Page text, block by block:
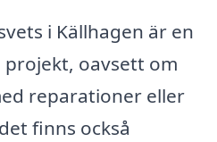
i Källhagen är en
oavsett om
reparationer eller
finns också